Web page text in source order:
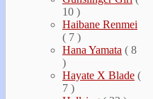
10 )
Haibane Renmei
( 7 )
Hana Yamata ( 8
)
Hayate Х Blade (
7 )